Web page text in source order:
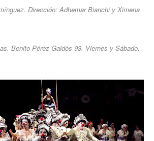
Dirección: Adhemar Bianchi y Ximena
Benito Pérez Galdós 93. Viernes y Sábado,